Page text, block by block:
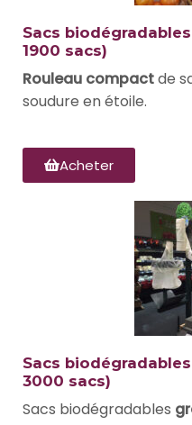
Sacs
1900 sacs)
Rouleau compactde
soudure en étoile.
Acheter
Sacs
3000 sacs)
Sacs biodégradables